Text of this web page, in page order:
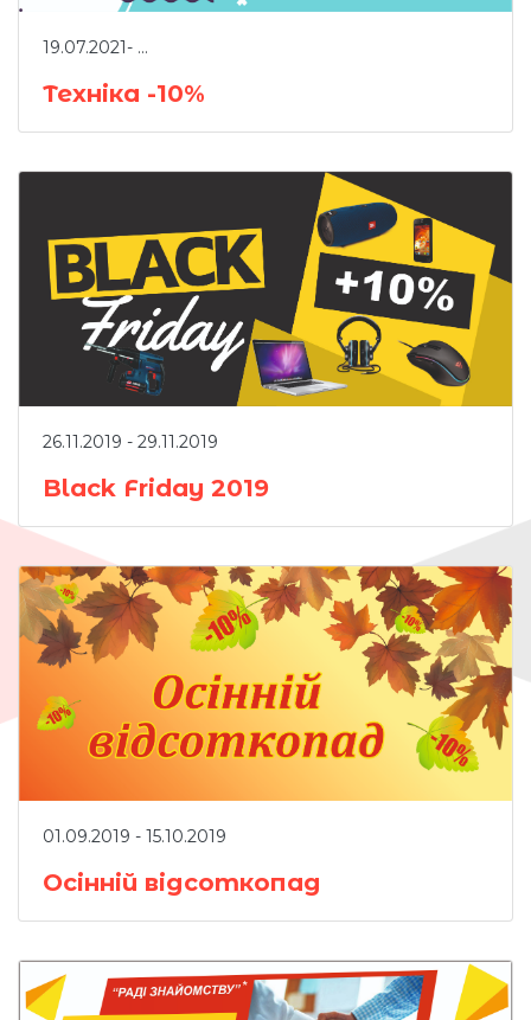
АКЦІЇ
ВІТРИНА
19.07.2021- ...
Техніка -10%
26.11.2019 - 29.11.2019
Black Friday 2019
01.09.2019 - 15.10.2019
Осінній відсоткопад